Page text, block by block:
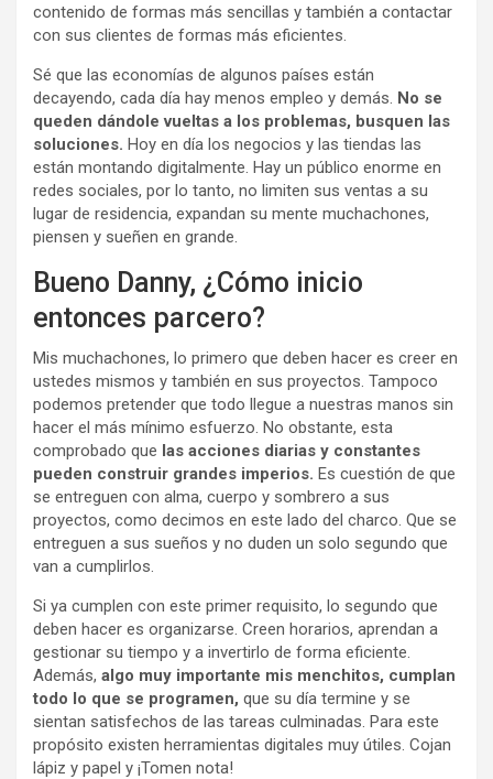
contenido de formas más sencillas y también a contactar
con sus clientes de formas más eficientes.
Sé que las economías de algunos países están
decayendo, cada día hay menos empleo y demás. No se
queden dándole vueltas a los problemas, busquen las
soluciones. Hoy en día los negocios y las tiendas las
están montando digitalmente. Hay un público enorme en
redes sociales, por lo tanto, no limiten sus ventas a su
lugar de residencia, expandan su mente muchachones,
piensen y sueñen en grande.
Bueno Danny, ¿Cómo inicio
entonces parcero?
Mis muchachones, lo primero que deben hacer es creer en
ustedes mismos y también en sus proyectos. Tampoco
podemos pretender que todo llegue a nuestras manos sin
hacer el más mínimo esfuerzo. No obstante, esta
comprobado que las acciones diarias y constantes
pueden construir grandes imperios. Es cuestión de que
se entreguen con alma, cuerpo y sombrero a sus
proyectos, como decimos en este lado del charco. Que se
entreguen a sus sueños y no duden un solo segundo que
van a cumplirlos.
Si ya cumplen con este primer requisito, lo segundo que
deben hacer es organizarse. Creen horarios, aprendan a
gestionar su tiempo y a invertirlo de forma eficiente.
Además, algo muy importante mis menchitos, cumplan
todo lo que se programen, que su día termine y se
sientan satisfechos de las tareas culminadas. Para este
propósito existen herramientas digitales muy útiles. Cojan
lápiz y papel y ¡Tomen nota!